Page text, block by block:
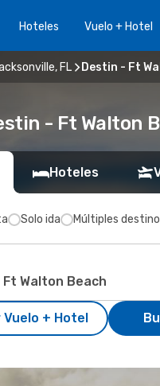
Hoteles Vuelo + Hotel
FL Destin - Ft
- Ft Walton
Hoteles
Solo ida Múltiples
Vuelo + Hotel